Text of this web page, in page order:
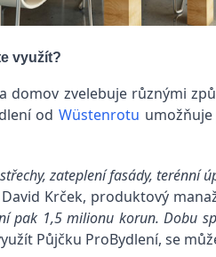
využít?
domov zvelebuje různými
odWüstenrotu
zateplení fasády, terénní
David Krček, produktový
pak 1,5 milionu korun. Dobu
Půjčku ProBydlení, se